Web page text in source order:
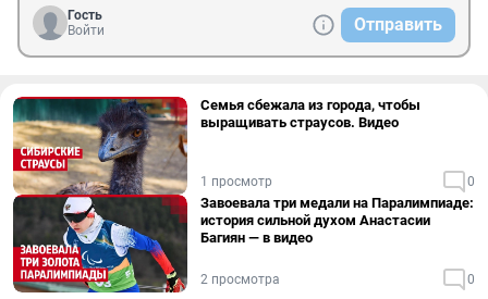
Гость
Войти
Отправить
Семья сбежала из города, чтобы
выращивать страусов. Видео
1 просмотр 0
Завоевала три медали на Паралимпиаде:
история сильной духом Анастасии
Багиян — в видео
2 просмотра 0